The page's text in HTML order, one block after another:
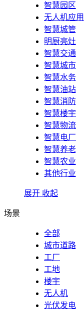
智慧园区
无人机应用
智慧城管
明厨亮灶
智慧交通
智慧城市
智慧水务
智慧油站
智慧消防
智慧楼宇
智慧物流
智慧电厂
智慧养老
智慧农业
其他行业
展开 收起
场景
全部
城市道路
工厂
工地
楼宇
无人机
光伏发电